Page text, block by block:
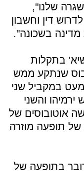
שלנו",
דין וחשבון
בשכונה".
שיא' בתקלות
שנתקע ממש
במקביל שני
והשני
אוטובוסים של
תופעה מוזרה
בתופעה של